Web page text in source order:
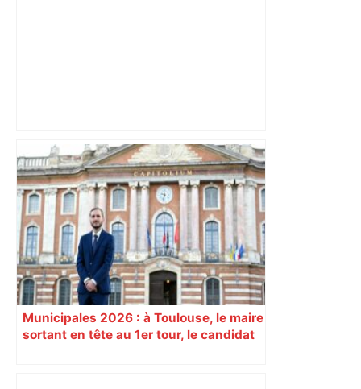
Alliance PS/LFI à Toulouse : Marc
Sztulman claque la porte – RMC
Municipales 2026 : à Toulouse, le maire
sortant en tête au 1er tour, le candidat